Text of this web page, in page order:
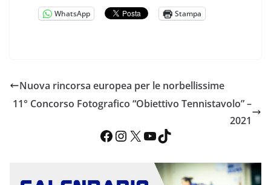
WhatsApp Stampa
Nuova rincorsa europea per le norbellissime
11° Concorso Fotografico “Obiettivo Tennistavolo” –
2021
Facebook InstagramX YouTube TikTok